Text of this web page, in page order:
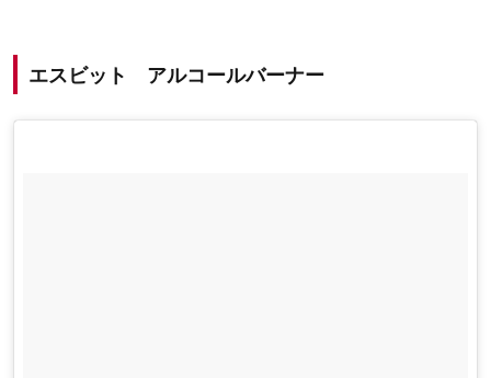
エスビット アルコールバーナー